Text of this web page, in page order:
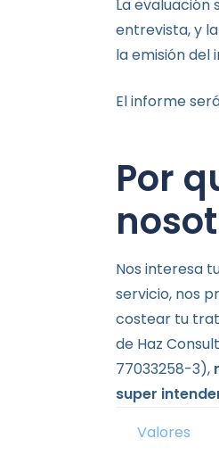
La evaluación
entrevista, y
la emisión del
El informe
Por
Nos interesa
servicio, nos
costear tu
de Haz
77033258-3),
super
Valores